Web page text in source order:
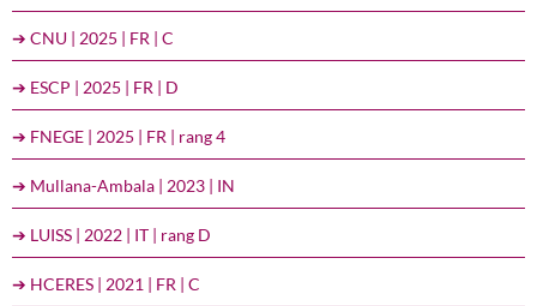
➔ CNU | 2025 | FR | C
➔ ESCP | 2025 | FR | D
➔ FNEGE | 2025 | FR | rang 4
➔ Mullana-Ambala | 2023 | IN
➔ LUISS | 2022 | IT | rang D
➔ HCERES | 2021 | FR | C